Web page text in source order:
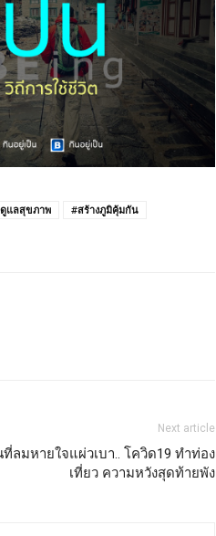
แลสุขภาพ
#สร้างภูมิคุ้มกัน
Next article
ลมหายใจแผ่วเบา.. โควิด19 ทำท่อง
เที่ยว ความหวังสุดท้ายพัง